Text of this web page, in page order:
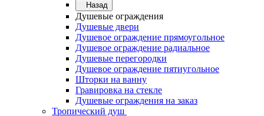
Назад
Душевые ограждения
Душевые двери
Душевое ограждение прямоугольное
Душевое ограждение радиальное
Душевые перегородки
Душевое ограждение пятиугольное
Шторки на ванну
Гравировка на стекле
Душевые ограждения на заказ
Тропический душ